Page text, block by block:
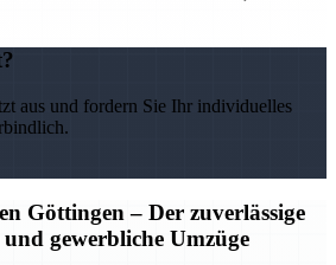
aus und fordern Sie Ihr individuelles
Göttingen – Der zuverlässige
gewerbliche Umzüge